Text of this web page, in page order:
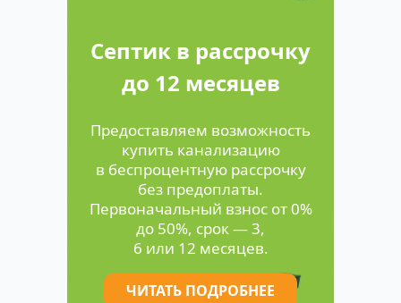
Септик в рассрочку
до 12 месяцев
Предоставляем возможность
купить канализацию
в беспроцентную рассрочку
без предоплаты.
Первоначальный взнос от 0%
до 50%, срок — 3,
6 или 12 месяцев.
ЧИТАТЬ ПОДРОБНЕЕ